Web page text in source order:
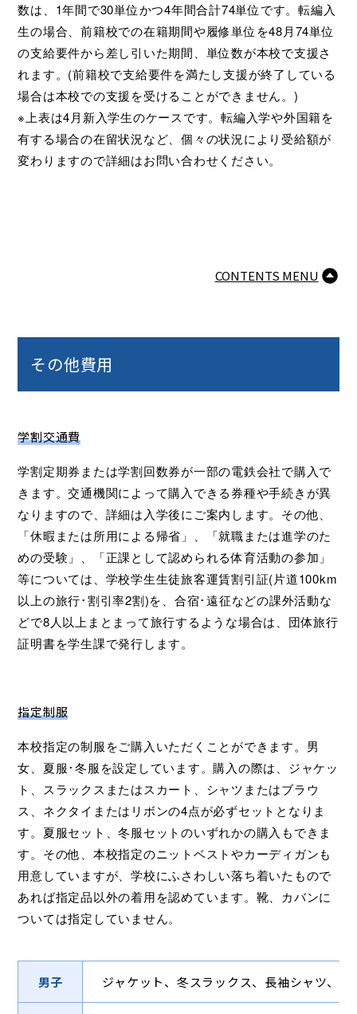
数は、1年間で30単位かつ4年間合計74単位です。転編入
生の場合、前籍校での在籍期間や履修単位を48月74単位
の支給要件から差し引いた期間、単位数が本校で支援さ
れます。(前籍校で支給要件を満たし支援が終了している
場合は本校での支援を受けることができません。)
※上表は4月新入学生のケースです。転編入学や外国籍を
有する場合の在留状況など、個々の状況により受給額が
変わりますので詳細はお問い合わせください。
CONTENTS MENU
その他費用
学割交通費
学割定期券または学割回数券が一部の電鉄会社で購入で
きます。交通機関によって購入できる券種や手続きが異
なりますので、詳細は入学後にご案内します。その他、
「休暇または所用による帰省」、「就職または進学のた
めの受験」、「正課として認められる体育活動の参加」
等については、学校学生生徒旅客運賃割引証(片道100km
以上の旅行･割引率2割)を、合宿･遠征などの課外活動な
どで8人以上まとまって旅行するような場合は、団体旅行
証明書を学生課で発行します。
指定制服
本校指定の制服をご購入いただくことができます。男
女、夏服･冬服を設定しています。購入の際は、ジャケッ
ト、スラックスまたはスカート、シャツまたはブラウ
ス、ネクタイまたはリボンの4点が必ずセットとなりま
す。夏服セット、冬服セットのいずれかの購入もできま
す。その他、本校指定のニットベストやカーディガンも
用意していますが、学校にふさわしい落ち着いたもので
あれば指定品以外の着用を認めています。靴、カバンに
ついては指定していません。
男子 ジャケット、冬スラックス、長袖シャツ、